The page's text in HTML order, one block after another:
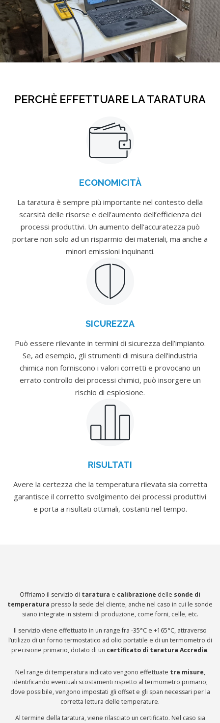
PERCHÈ EFFETTUARE LA TARATURA
ECONOMICITÀ
La taratura è sempre più importante nel contesto della
scarsità delle risorse e dell’aumento dell’efficienza dei
processi produttivi. Un aumento dell’accuratezza può
portare non solo ad un risparmio dei materiali, ma anche a
minori emissioni inquinanti.
SICUREZZA
Può essere rilevante in termini di sicurezza dell’impianto.
Se, ad esempio, gli strumenti di misura dell’industria
chimica non forniscono i valori corretti e provocano un
errato controllo dei processi chimici, può insorgere un
rischio di esplosione.
RISULTATI
Avere la certezza che la temperatura rilevata sia corretta
garantisce il corretto svolgimento dei processi produttivi
e porta a risultati ottimali, costanti nel tempo.
Offriamo il servizio di taratura e calibrazione delle sonde di
temperatura presso la sede del cliente, anche nel caso in cui le sonde
siano integrate in sistemi di produzione, come forni, celle, etc.
Il servizio viene effettuato in un range fra -35°C e +165°C, attraverso
l’utilizzo di un forno termostatico ad olio portatile e di un termometro di
precisione primario, dotato di un certificato di taratura Accredia.
Nel range di temperatura indicato vengono effettuate tre misure,
identificando eventuali scostamenti rispetto al termometro primario;
dove possibile, vengono impostati gli offset e gli span necessari per la
corretta lettura delle temperature.
Al termine della taratura, viene rilasciato un certificato. Nel caso sia
Ciao! Come posso aiutarti?